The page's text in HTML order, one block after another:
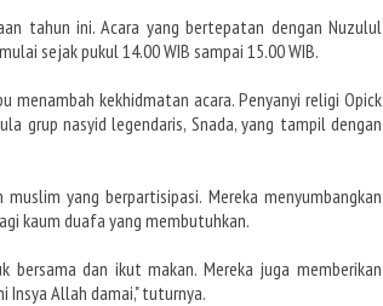
tahun ini. Acara yang bertepatan dengan Nuzulul
sejak pukul 14.00 WIB sampai 15.00 WIB.
kekhidmatan acara. Penyanyi religi Opick
grup nasyid legendaris, Snada, yang tampil dengan
yang berpartisipasi. Mereka menyumbangkan
kaum duafa yang membutuhkan.
bersama dan ikut makan. Mereka juga memberikan
Insya Allah damai," tuturnya.